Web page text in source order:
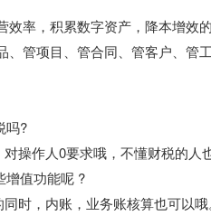
效率，积累数字资产，降本增
、管项目、管合同、管客户、
吗?
对操作人0要求哦，不懂财税的人
增值功能呢 ?
同时，内账，业务账核算也可以